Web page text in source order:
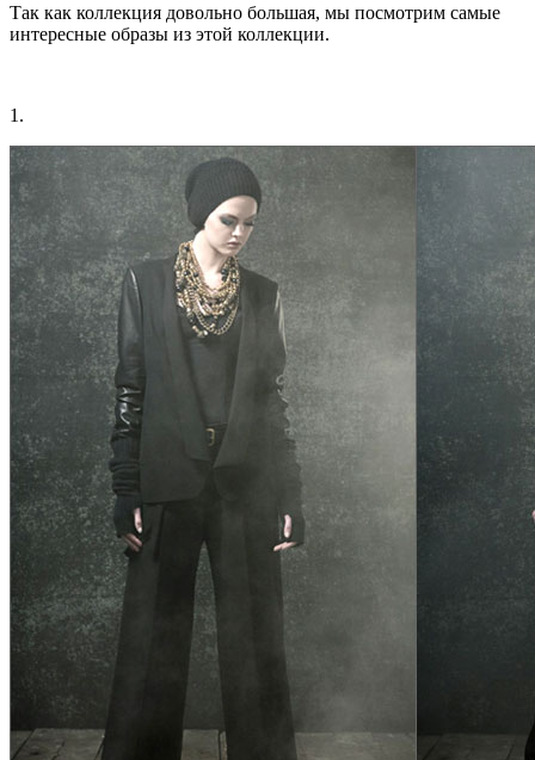
Так как коллекция довольно большая, мы посмотрим самые
интересные образы из этой коллекции.
1.